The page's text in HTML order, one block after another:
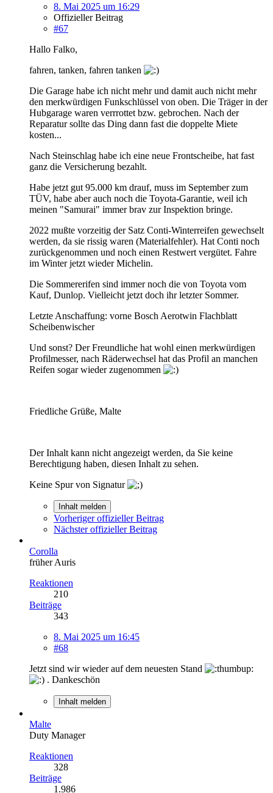
8. Mai 2025 um 16:29
Offizieller Beitrag
#67
Hallo Falko,
fahren, tanken, fahren tanken
Die Garage habe ich nicht mehr und damit auch nicht mehr
den merkwürdigen Funkschlüssel von oben. Die Träger in der
Hubgarage waren verrrottet bzw. gebrochen. Nach der
Reparatur sollte das Ding dann fast die doppelte Miete
kosten...
Nach Steinschlag habe ich eine neue Frontscheibe, hat fast
ganz die Versicherung bezahlt.
Habe jetzt gut 95.000 km drauf, muss im September zum
TÜV, habe aber auch noch die Toyota-Garantie, weil ich
meinen "Samurai" immer brav zur Inspektion bringe.
2022 mußte vorzeitig der Satz Conti-Winterreifen gewechselt
werden, da sie rissig waren (Materialfehler). Hat Conti noch
zurückgenommen und noch einen Restwert vergütet. Fahre
im Winter jetzt wieder Michelin.
Die Sommererifen sind immer noch die von Toyota vom
Kauf, Dunlop. Vielleicht jetzt doch ihr letzter Sommer.
Letzte Anschaffung: vorne Bosch Aerotwin Flachblatt
Scheibenwischer
Und sonst? Der Freundliche hat wohl einen merkwürdigen
Profilmesser, nach Räderwechsel hat das Profil an manchen
Reifen sogar wieder zugenommen
Friedliche Grüße, Malte
Der Inhalt kann nicht angezeigt werden, da Sie keine
Berechtigung haben, diesen Inhalt zu sehen.
Keine Spur von Signatur
Inhalt melden
Vorheriger offizieller Beitrag
Nächster offizieller Beitrag
Corolla
früher Auris
Reaktionen
210
Beiträge
343
8. Mai 2025 um 16:45
#68
Jetzt sind wir wieder auf dem neuesten Stand
. Dankeschön
Inhalt melden
Malte
Duty Manager
Reaktionen
328
Beiträge
1.986